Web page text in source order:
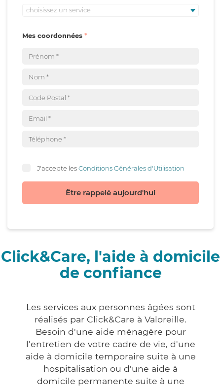
choisissez un service
Mes coordonnées
J'accepte lesConditions Générales d'Utilisation
Être rappelé aujourd'hui
Click&Care, l'aide à domicile
de confiance
Les services aux personnes âgées sont
réalisés par Click&Care à Valoreille.
Besoin d'une aide ménagère pour
l'entretien de votre cadre de vie, d'une
aide à domicile temporaire suite à une
hospitalisation ou d'une aide à
domicile permanente suite à une